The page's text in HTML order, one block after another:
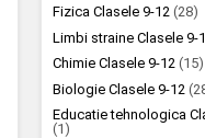
Fizica Clasele 9-12(28)
Limbi straine Clasele 9-
Chimie Clasele 9-12(15)
Biologie Clasele 9-12
Educatie tehnologica
(1)